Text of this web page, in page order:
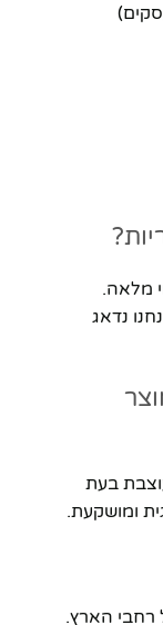
מלאה.
נדאג
בעת
ומושקעת.
לכל רחבי הארץ.